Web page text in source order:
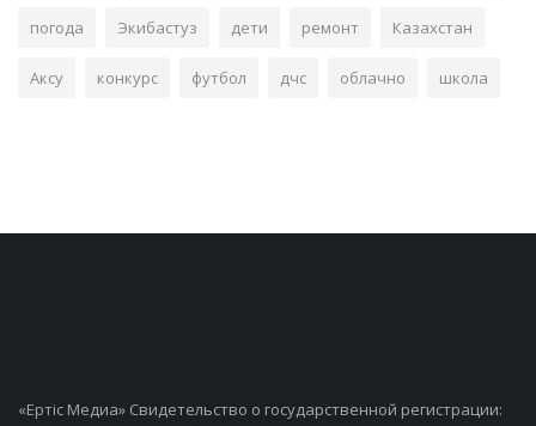
погода Экибастуз дети ремонт Казахстан
Аксу конкурс футбол дчс облачно школа
«Ертiс Медиа» Свидетельство о государственной регистрации: